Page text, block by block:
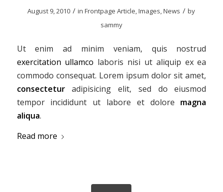
August 9, 2010 / inFrontpage Article,Images,News / by
sammy
Ut enim ad minim veniam, quis nostrud
exercitation ullamco laboris nisi ut aliquip ex ea
commodo consequat. Lorem ipsum dolor sit amet,
consecteturadipisicing elit, sed do eiusmod
tempor incididunt ut labore et dolore magna
aliqua.
Read more